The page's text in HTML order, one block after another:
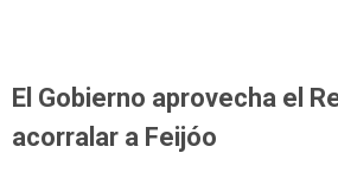
El Gobierno aprovecha el
acorralar a Feijóo